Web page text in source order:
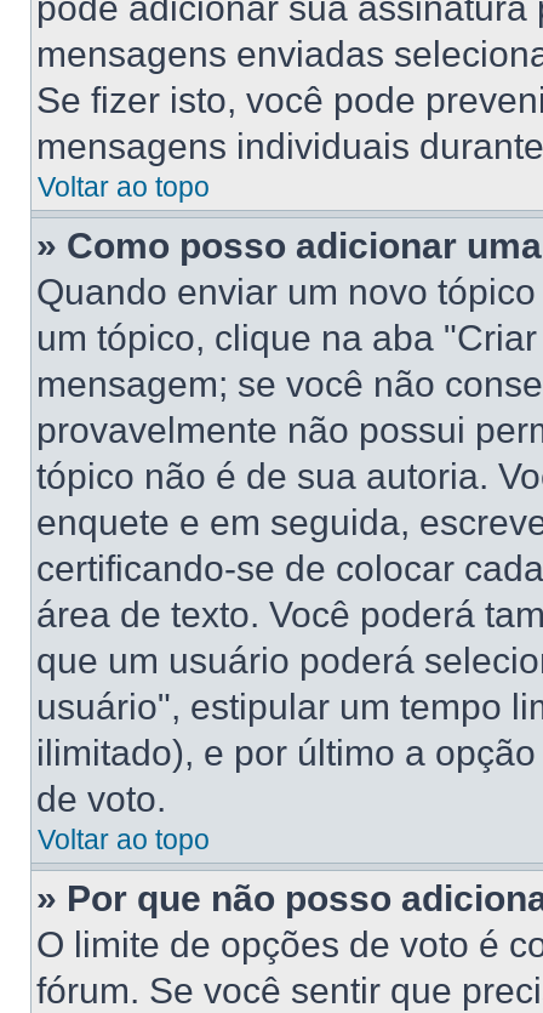
mensagens enviadas
Se fizer isto, você pode
mensagens individuais
Voltar ao topo
» Como posso adicionar
Quando enviar um novo
um tópico, clique na aba
mensagem; se você não
provavelmente não possui
tópico não é de sua autoria.
enquete e em seguida,
certificando-se de colocar
área de texto. Você poderá
que um usuário poderá
usuário", estipular um tempo
ilimitado), e por último a
de voto.
Voltar ao topo
» Por que não posso
O limite de opções de voto é
fórum. Se você sentir que